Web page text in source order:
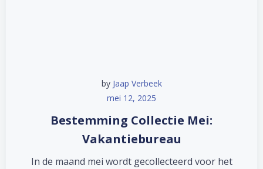
by Jaap Verbeek
mei 12, 2025
Bestemming Collectie Mei:
Vakantiebureau
In de maand mei wordt gecollecteerd voor het